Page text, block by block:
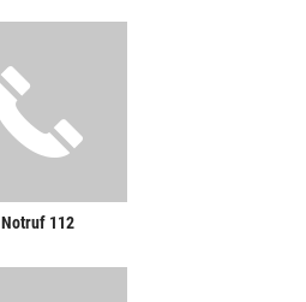
Notruf 112